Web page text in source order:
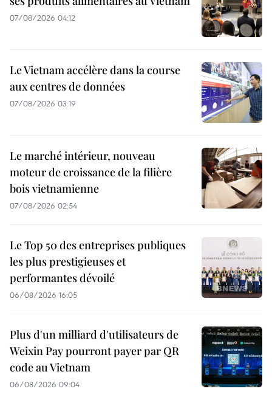
07/08/2026 04:12
Le Vietnam accélère dans la course
aux centres de données
07/08/2026 03:19
Le marché intérieur, nouveau
moteur de croissance de la filière
bois vietnamienne
07/08/2026 02:54
Le Top 50 des entreprises publiques
les plus prestigieuses et
performantes dévoilé
06/08/2026 16:05
Plus d'un milliard d'utilisateurs de
Weixin Pay pourront payer par QR
code au Vietnam
06/08/2026 09:04